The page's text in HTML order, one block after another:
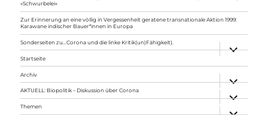
»Schwurbelei«
Zur Erinnerung an eine völlig in Vergessenheit geratene transnationale Aktion 1999:
Karawane indischer Bauer*innen in Europa
Sonderseiten zu…Corona und die linke Kritik(un)Fähigkeit).
anzeigen
Startseite
Archiv
anzeigen
AKTUELL: Biopolitik – Diskussion über Corona
anzeigen
Themen